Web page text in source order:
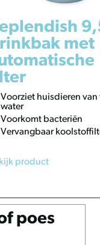
met
Voorziet huisdieren van
water
Voorkomt bacteriën
Vervangbaar
product
poes